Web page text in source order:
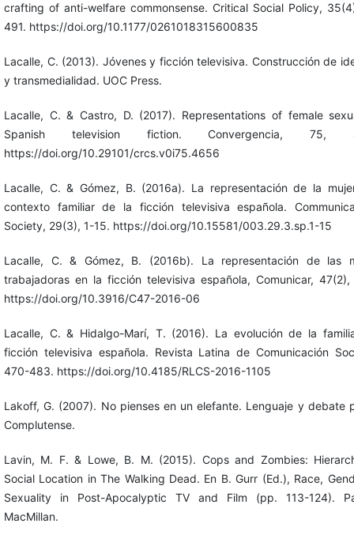
crafting of anti-welfare commonsense. Critical Social Policy,
491. https://doi.org/10.1177/0261018315600835
Lacalle, C. (2013). Jóvenes y ficción televisiva. Construcción de
y transmedialidad. UOC Press.
Lacalle, C. & Castro, D. (2017). Representations of female
Spanish television fiction. Convergencia, 75,
https://doi.org/10.29101/crcs.v0i75.4656
Lacalle, C. & Gómez, B. (2016a). La representación de la
contexto familiar de la ficción televisiva española.
Society, 29(3), 1-15. https://doi.org/10.15581/003.29.3.sp.1-15
Lacalle, C. & Gómez, B. (2016b). La representación de las
trabajadoras en la ficción televisiva española, Comunicar,
https://doi.org/10.3916/C47-2016-06
Lacalle, C. & Hidalgo-Marí, T. (2016). La evolución de la
ficción televisiva española. Revista Latina de Comunicación
470-483. https://doi.org/10.4185/RLCS-2016-1105
Lakoff, G. (2007). No pienses en un elefante. Lenguaje y debate
Complutense.
Lavin, M. F. & Lowe, B. M. (2015). Cops and Zombies:
Social Location in The Walking Dead. En B. Gurr (Ed.), Race,
Sexuality in Post-Apocalyptic TV and Film (pp. 113-124).
MacMillan.